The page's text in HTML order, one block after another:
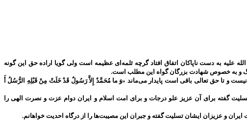
به دست ناپاکان اتفاق افتاد گرچه ثلمه‌ای عظیمه است ولی گویا اراده حق این گونه
مرگ و به خصوص شهادت بزرگان گواه این مطلب است.
و تا حق تعالی باقی است پایدار می‌ماند «وَ ما مُحَمَّدٌ إِلاَّ رَسُولٌ قَدْ خَلَتْ مِنْ قَبْلِهِ الرُّسُلُ أَ
گفته برای آن عزیز علو درجات و برای امت اسلام و ایران دوام عزت و نصرت الهی را
و عزیزان ایشان تسلیت گفته و جبران این مصیبت‌ها را از درگاه احدیت خواهانم.